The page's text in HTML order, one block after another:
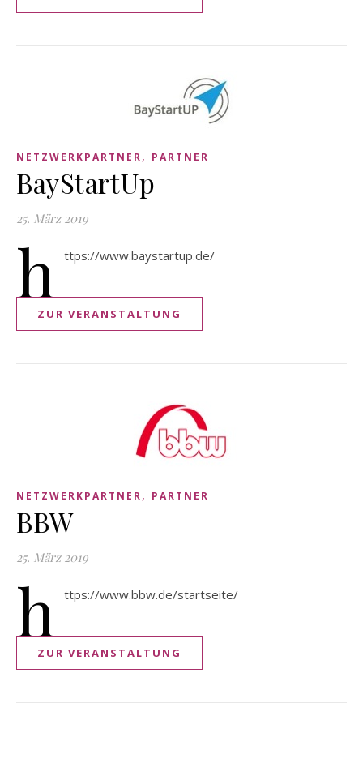
NETZWERKPARTNER, PARTNER
BayStartUp
25. März 2019
h ttps://www.baystartup.de/
ZUR VERANSTALTUNG
NETZWERKPARTNER, PARTNER
BBW
25. März 2019
h ttps://www.bbw.de/startseite/
ZUR VERANSTALTUNG